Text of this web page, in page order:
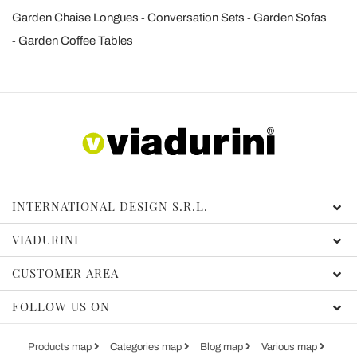
Garden Chaise Longues Conversation Sets
Garden Sofas
Garden Coffee Tables
INTERNATIONAL DESIGN S.R.L.
VIADURINI
CUSTOMER AREA
FOLLOW US ON
Products map Categories map Blog map Various map